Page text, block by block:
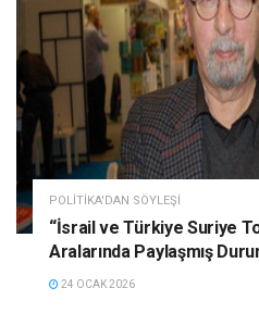
POLITIKA'DAN SÖYLEŞI
“İsrail ve Türkiye Suriye
Aralarında Paylaşmış
24 OCAK 2026